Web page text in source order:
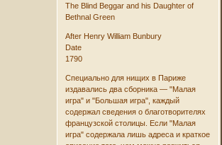
The Blind Beggar and his Daughter of
Bethnal Green
After Henry William Bunbury
Date
1790
Специально для нищих в Париже
издавались два сборника — "Малая
игра" и "Большая игра", каждый
содержал сведения о благотворителях
французской столицы. Если "Малая
игра" содержала лишь адреса и краткое